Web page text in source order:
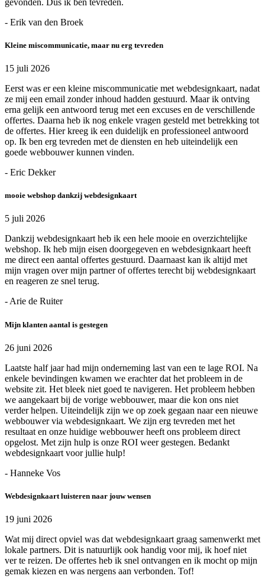
- Erik van den Broek
Kleine miscommunicatie, maar nu erg tevreden
15 juli 2026
Eerst was er een kleine miscommunicatie met webdesignkaart, nadat
ze mij een email zonder inhoud hadden gestuurd. Maar ik ontving
erna gelijk een antwoord terug met een excuses en de verschillende
offertes. Daarna heb ik nog enkele vragen gesteld met betrekking tot
de offertes. Hier kreeg ik een duidelijk en professioneel antwoord
op. Ik ben erg tevreden met de diensten en heb uiteindelijk een
goede webbouwer kunnen vinden.
- Eric Dekker
mooie webshop dankzij webdesignkaart
5 juli 2026
Dankzij webdesignkaart heb ik een hele mooie en overzichtelijke
webshop. Ik heb mijn eisen doorgegeven en webdesignkaart heeft
me direct een aantal offertes gestuurd. Daarnaast kan ik altijd met
mijn vragen over mijn partner of offertes terecht bij webdesignkaart
en reageren ze snel terug.
- Arie de Ruiter
Mijn klanten aantal is gestegen
26 juni 2026
Laatste half jaar had mijn onderneming last van een te lage ROI. Na
enkele bevindingen kwamen we erachter dat het probleem in de
website zit. Het bleek niet goed te navigeren. Het probleem hebben
we aangekaart bij de vorige webbouwer, maar die kon ons niet
verder helpen. Uiteindelijk zijn we op zoek gegaan naar een nieuwe
webbouwer via webdesignkaart. We zijn erg tevreden met het
resultaat en onze huidige webbouwer heeft ons probleem direct
opgelost. Met zijn hulp is onze ROI weer gestegen. Bedankt
webdesignkaart voor jullie hulp!
- Hanneke Vos
Webdesignkaart luisteren naar jouw wensen
19 juni 2026
Wat mij direct opviel was dat webdesignkaart graag samenwerkt met
lokale partners. Dit is natuurlijk ook handig voor mij, ik hoef niet
ver te reizen. De offertes heb ik snel ontvangen en ik mocht op mijn
gemak kiezen en was nergens aan verbonden. Tof!